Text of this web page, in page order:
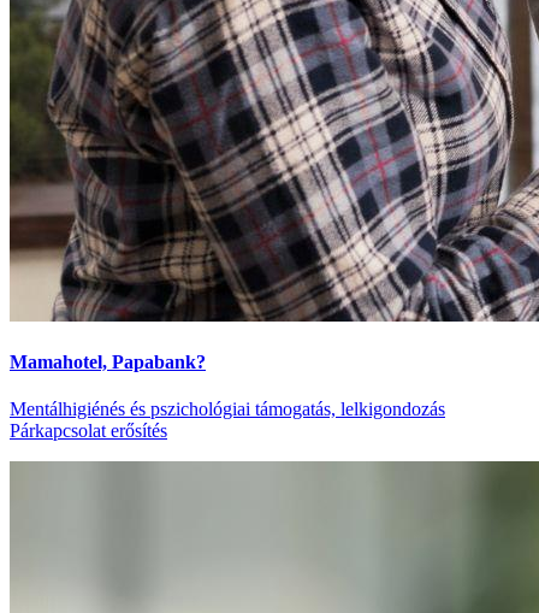
Mamahotel, Papabank?
Mentálhigiénés és pszichológiai támogatás, lelkigondozás
Párkapcsolat erősítés